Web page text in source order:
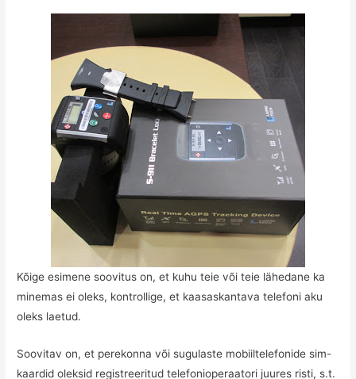
Kõige esimene soovitus on, et kuhu teie või teie lähedane ka
minemas ei oleks, kontrollige, et kaasaskantava telefoni aku
oleks laetud.
Soovitav on, et perekonna või sugulaste mobiiltelefonide sim-
kaardid oleksid registreeritud telefonioperaatori juures risti, s.t.